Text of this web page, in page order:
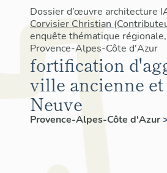
Dossier d’œuvre architecture
Corvisier Christian
enquête thématique
Provence-Alpes-Côte d'Azur
fortification
ville ancienne
Neuve
Provence-Alpes-Côte d'Azur